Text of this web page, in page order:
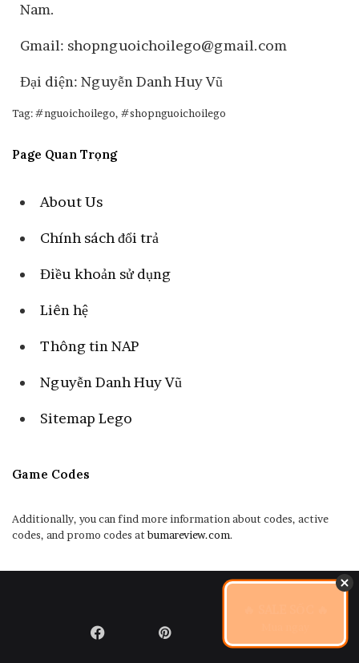
Nam.
Gmail: shopnguoichoilego@gmail.com
Đại diện: Nguyễn Danh Huy Vũ
Tag: #nguoichoilego, #shopnguoichoilego
Page Quan Trọng
About Us
Chính sách đổi trả
Điều khoản sử dụng
Liên hệ
Thông tin NAP
Nguyễn Danh Huy Vũ
Sitemap Lego
Game Codes
Additionally, you can find more information about codes, active
codes, and promo codes atbumareview.com.
FacebookPinterest